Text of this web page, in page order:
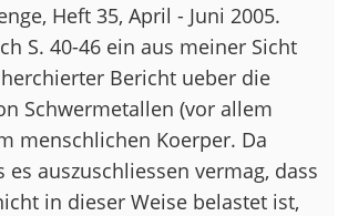
Heft 35, April - Juni 2005.
S. 40-46 ein aus meiner Sicht
Bericht ueber die
Schwermetallen (vor allem
menschlichen Koerper. Da
es auszuschliessen vermag, dass
in dieser Weise belastet ist,